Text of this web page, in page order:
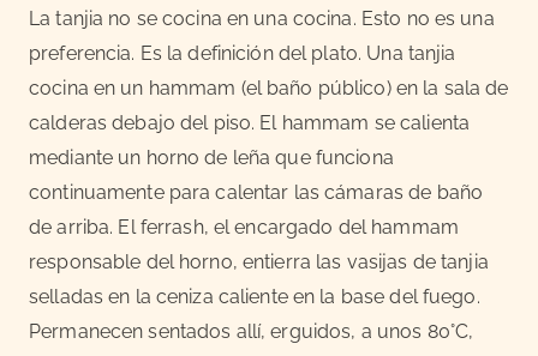
La tanjia no se cocina en una cocina. Esto no es una
preferencia. Es la definición del plato. Una tanjia
cocina en un hammam (el baño público) en la sala de
calderas debajo del piso. El hammam se calienta
mediante un horno de leña que funciona
continuamente para calentar las cámaras de baño
de arriba. El ferrash, el encargado del hammam
responsable del horno, entierra las vasijas de tanjia
selladas en la ceniza caliente en la base del fuego.
Permanecen sentados allí, erguidos, a unos 80°C,